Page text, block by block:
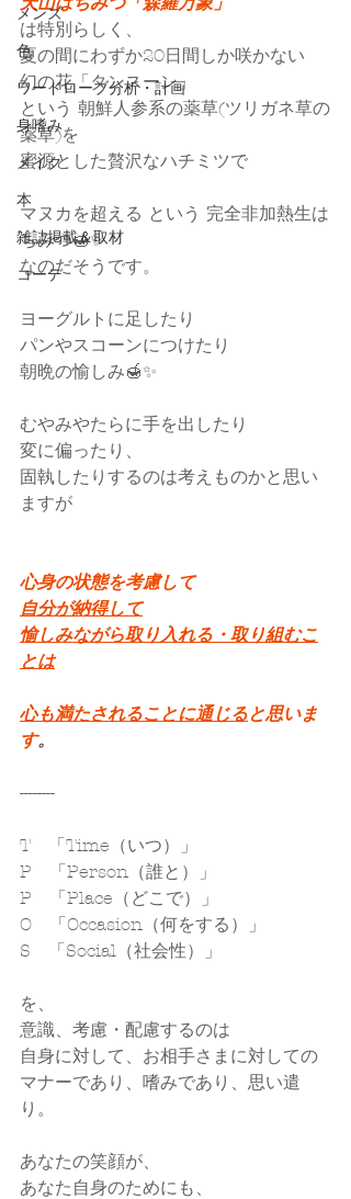
メンズ
色
ワードローブ分析・計画
身嗜み
メイク
本
雑誌掲載＆取材
コーデ
は特別らしく、
夏の間にわずか20日間しか咲かない
幻の花「タンスーン」
という 朝鮮人参系の薬草(ツリガネ草の
薬草)を
蜜源とした贅沢なハチミツで
マヌカを超える という 完全非加熱生は
ちみつ🍯✨
なのだそうです。
ヨーグルトに足したり
パンやスコーンにつけたり
朝晩の愉しみ🍯✨
むやみやたらに手を出したり
変に偏ったり、
固執したりするのは考えものかと思い
ますが
心身の状態を考慮して
自分が納得して
愉しみながら取り入れる・取り組むこ
とは
心も満たされることに通じると思いま
す。
--------
T　「Time（いつ）」
P　「Person（誰と）」
P　「Place（どこで）」
O　「Occasion（何をする）」
S　「Social（社会性）」
を、
意識、考慮・配慮するのは
自身に対して、お相手さまに対しての
マナーであり、嗜みであり、思い遣
り。
あなたの笑顔が、
あなた自身のためにも、